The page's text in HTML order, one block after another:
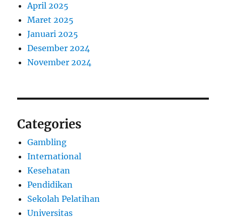
April 2025
Maret 2025
Januari 2025
Desember 2024
November 2024
Categories
Gambling
International
Kesehatan
Pendidikan
Sekolah Pelatihan
Universitas